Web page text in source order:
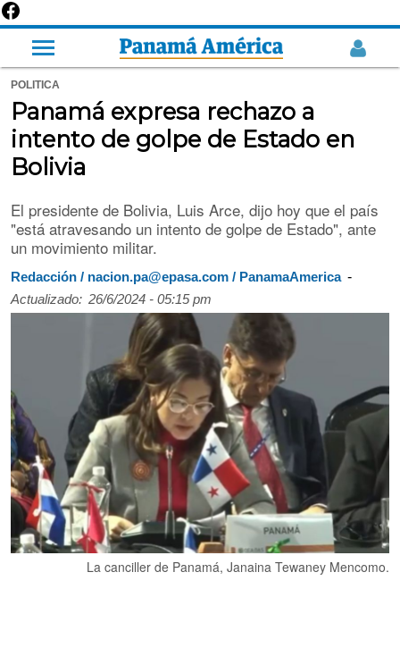
POLITICA
Panamá expresa rechazo a
intento de golpe de Estado en
Bolivia
El presidente de Bolivia, Luis Arce, dijo hoy que el país
"está atravesando un intento de golpe de Estado", ante
un movimiento militar.
Redacción / nacion.pa@epasa.com / PanamaAmerica -
Actualizado: 26/6/2024 - 05:15 pm
La canciller de Panamá, Janaina Tewaney Mencomo.